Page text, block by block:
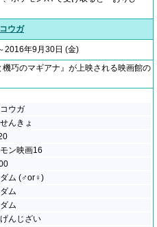
ウガ
2016年9月30日 (金)
巧のマギアナ』が上映される映画館の
ウガ
んきょ
ン映画16
ム (♂or♀)
ム
ム
んじざい